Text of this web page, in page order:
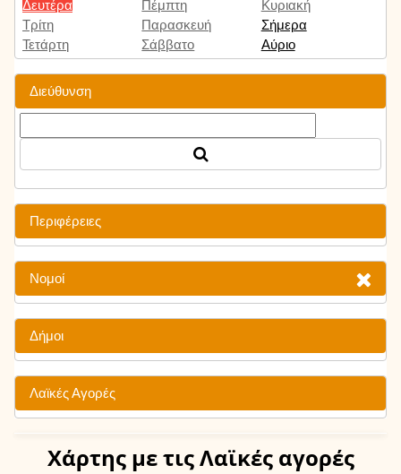
Δευτέρα
Τρίτη
Τετάρτη
Πέμπτη
Παρασκευή
Σάββατο
Κυριακή
Σήμερα
Αύριο
Διεύθυνση
Περιφέρειες
Νομοί
Δήμοι
Λαϊκές Αγορές
Χάρτης με τις Λαϊκές αγορές